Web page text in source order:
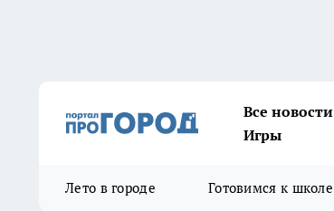
Все новости
Игры
Лето в городе Готовимся к школе